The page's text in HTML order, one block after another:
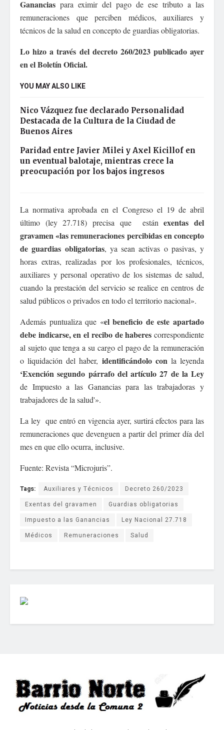
Ganancias para eximir del pago de ese tributo a las
remuneraciones que perciben médicos, auxiliares y
técnicos de la salud en concepto de guardias obligatorias.
Lo hizo a través del decreto 260/2023 publicado ayer
en el Boletín Oficial.
YOU MAY ALSO LIKE
Nico Vázquez fue declarado Personalidad
Destacada de la Cultura de la Ciudad de
Buenos Aires
Paridad entre Javier Milei y Axel Kicillof en
un eventual balotaje, mientras crece la
preocupación por los bajos ingresos
La normativa aprobada en el Congreso el 19 de abril
último (ley 27.718) precisa que estánexentas del
gravamen «las remuneraciones percibidas en concepto
de guardias obligatorias, ya sean activas o pasivas, y
horas extras, realizadas por los profesionales, técnicos,
auxiliares y personal operativo de los sistemas de salud,
cuando la prestación del servicio se realice en centros de
salud públicos o privados en todo el territorio nacional».
Además puntualiza que «el beneficio de este apartado
debe indicarse, en el recibo de haberes correspondiente
al sujeto que tenga a su cargo el pago de la remuneración
o liquidación del haber, identificándolo con la leyenda
‘Exención segundo párrafo del artículo 27 de la Ley
de Impuesto a las Ganancias para las trabajadoras y
trabajadores de la salud'».
La ley que entró en vigencia ayer, surtirá efectos para las
remuneraciones que devenguen a partir del primer día del
mes en que ello ocurra, inclusive.
Fuente: Revista “Microjuris”.
Tags: Auxiliares y Técnicos
Decreto 260/2023
Exentas del gravamen
Guardias obligatorias
Impuesto a las Ganancias
Ley Nacional 27.718
Médicos
Remuneraciones Salud